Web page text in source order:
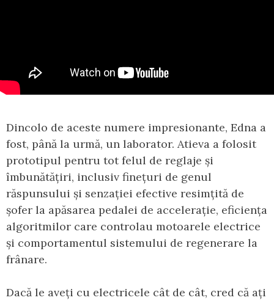
Dincolo de aceste numere impresionante, Edna a
fost, până la urmă, un laborator. Atieva a folosit
prototipul pentru tot felul de reglaje și
îmbunătățiri, inclusiv finețuri de genul
răspunsului și senzației efective resimțită de
șofer la apăsarea pedalei de accelerație, eficiența
algoritmilor care controlau motoarele electrice
și comportamentul sistemului de regenerare la
frânare.
Dacă le aveți cu electricele cât de cât, cred că ați